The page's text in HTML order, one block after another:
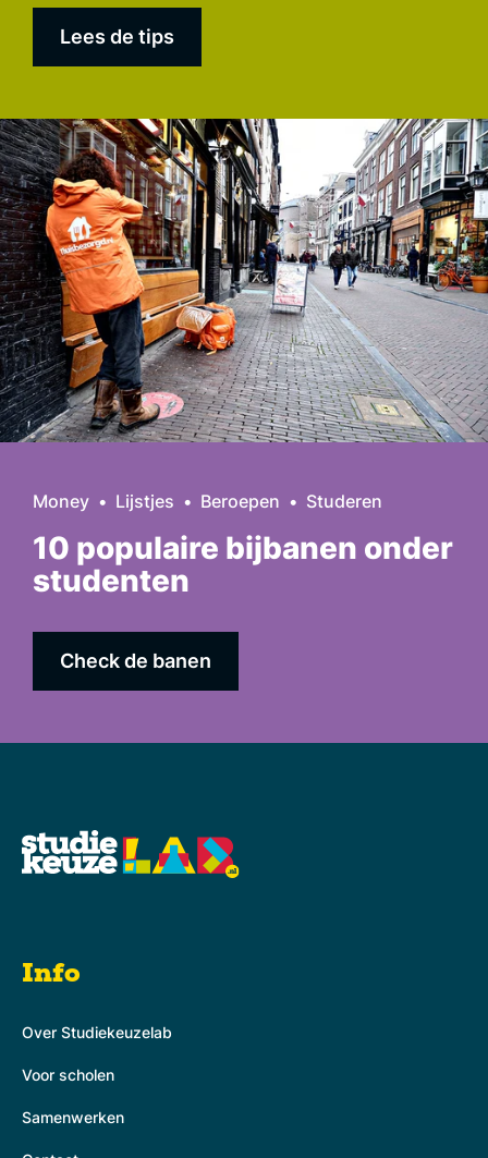
Lees de tips
Money Lijstjes Beroepen Studeren
10 populaire bijbanen onder
studenten
Check de banen
Info
Over Studiekeuzelab
Voor scholen
Samenwerken